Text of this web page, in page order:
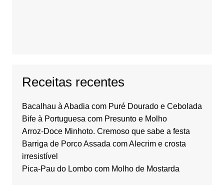
Receitas recentes
Bacalhau à Abadia com Puré Dourado e Cebolada
Bife à Portuguesa com Presunto e Molho
Arroz-Doce Minhoto. Cremoso que sabe a festa
Barriga de Porco Assada com Alecrim e crosta
irresistível
Pica-Pau do Lombo com Molho de Mostarda